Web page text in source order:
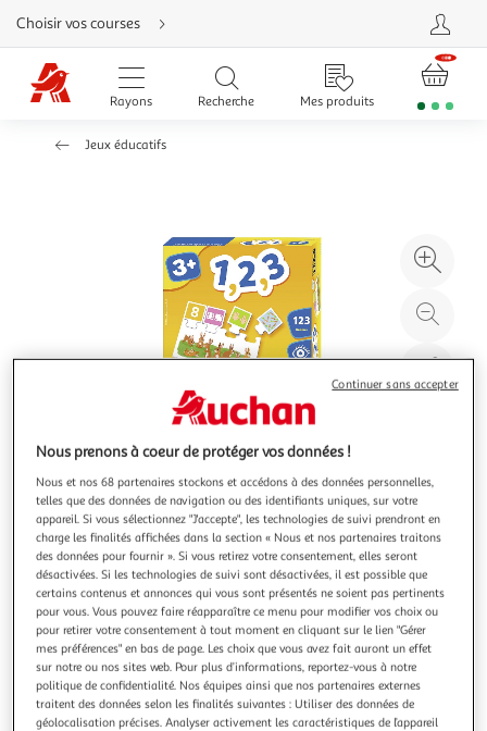
Aller
directement
au
contenu
Aller
directement
Aller
Choisir vos courses
Rayons Recherche Mes produits
Jeux éducatifs
à
100
le
Illustration
précédente
Illustration
suivante
RAVENSBURGER
Jeu 1,2,3
Avec 1,2,3 de Ravensburger la découverte des nombres
devient ludique ! L'enfant associe plusieurs représentations
d'un même nombre et grâce au système auto-correctif, il
peut vérifier lui-même s'il a bon.
En savoir +
Vendu parMultishop
Nous prenons à coeur de protéger vos données !
Nous et nos 68 partenaires stockons et accédons à des données personnelles,
telles que des données de navigation ou des identifiants uniques, sur votre
appareil. Si vous sélectionnez "J'accepte", les technologies de suivi prendront en
charge les finalités affichées dans la section « Nous et nos partenaires traitons
des données pour fournir ». Si vous retirez votre consentement, elles seront
désactivées. Si les technologies de suivi sont désactivées, il est possible que
certains contenus et annonces qui vous sont présentés ne soient pas pertinents
pour vous. Vous pouvez faire réapparaître ce menu pour modifier vos choix ou
pour retirer votre consentement à tout moment en cliquant sur le lien "Gérer
mes préférences" en bas de page. Les choix que vous avez fait auront un effet
sur notre ou nos sites web. Pour plus d’informations, reportez-vous à notre
politique de confidentialité. Nos équipes ainsi que nos partenaires externes
traitent des données selon les finalités suivantes : Utiliser des données de
géolocalisation précises. Analyser activement les caractéristiques de l’appareil
Continuer sans accepter